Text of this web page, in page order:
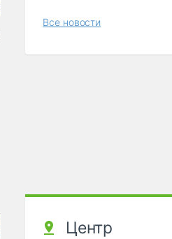
Все новости
Центр